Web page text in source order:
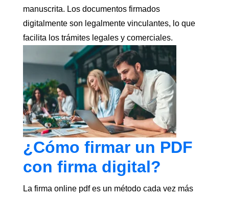
manuscrita. Los documentos firmados
digitalmente son legalmente vinculantes, lo que
facilita los trámites legales y comerciales.
¿Cómo firmar un PDF
con firma digital?
La firma online pdf es un método cada vez más